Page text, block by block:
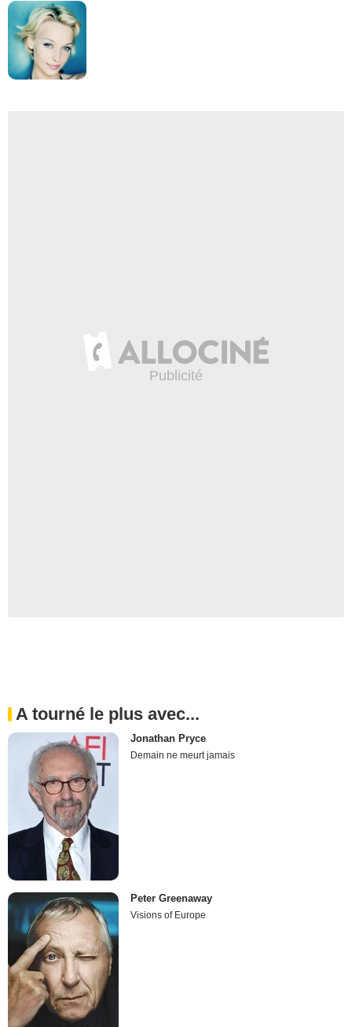
A tourné le plus avec...
Jonathan Pryce
Demain ne meurt jamais
Peter Greenaway
Visions of Europe